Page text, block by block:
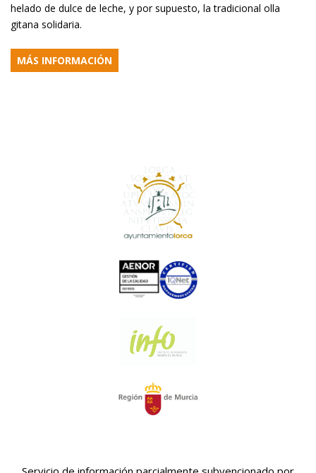
helado de dulce de leche, y por supuesto, la tradicional olla
gitana solidaria.
MÁS INFORMACIÓN